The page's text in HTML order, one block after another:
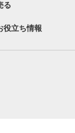
る
役立ち情報